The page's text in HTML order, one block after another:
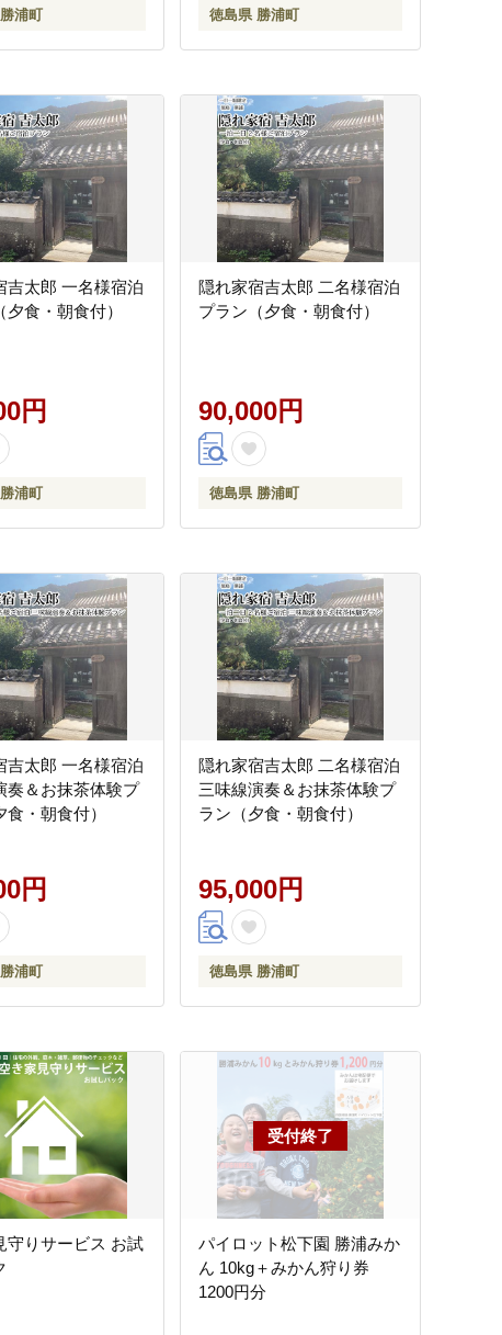
浦町 徳島県 勝浦町
吉太郎 一名様宿泊
夕食・朝食付）
円
浦町
隠れ家宿吉太郎 二名様宿泊
プラン（夕食・朝食付）
90,000円
徳島県 勝浦町
吉太郎 一名様宿泊
奏＆お抹茶体験プ
食・朝食付）
円
浦町
隠れ家宿吉太郎 二名様宿泊
三味線演奏＆お抹茶体験プ
ラン（夕食・朝食付）
95,000円
徳島県 勝浦町
守りサービス お試
パイロット松下園 勝浦みか
ん 10kg＋みかん狩り券
1200円分